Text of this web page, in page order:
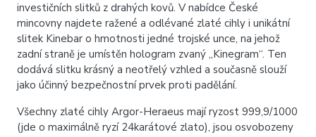
investičních slitků z drahých kovů. V nabídce České
mincovny najdete ražené a odlévané zlaté cihly i unikátní
slitek Kinebar o hmotnosti jedné trojské unce, na jehož
zadní straně je umístěn hologram zvaný „Kinegram“. Ten
dodává slitku krásný a neotřelý vzhled a současně slouží
jako účinný bezpečnostní prvek proti padělání.
Všechny zlaté cihly Argor-Heraeus mají ryzost 999,9/1000
(jde o maximálně ryzí 24karátové zlato), jsou osvobozeny